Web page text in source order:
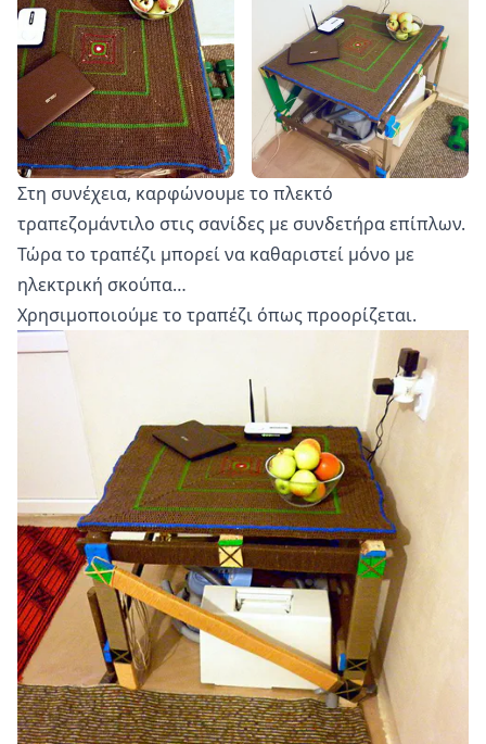
Στη συνέχεια, καρφώνουμε το πλεκτό
τραπεζομάντιλο στις σανίδες με συνδετήρα επίπλων.
Τώρα το τραπέζι μπορεί να καθαριστεί μόνο με
ηλεκτρική σκούπα…
Χρησιμοποιούμε το τραπέζι όπως προορίζεται.